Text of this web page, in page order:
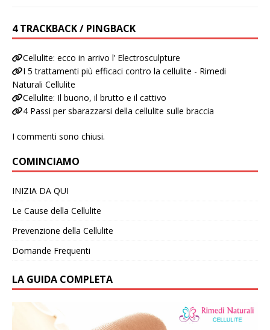
4 TRACKBACK / PINGBACK
Cellulite: ecco in arrivo l’ Electrosculpture
I 5 trattamenti più efficaci contro la cellulite - Rimedi
Naturali Cellulite
Cellulite: Il buono, il brutto e il cattivo
4 Passi per sbarazzarsi della cellulite sulle braccia
I commenti sono chiusi.
COMINCIAMO
INIZIA DA QUI
Le Cause della Cellulite
Prevenzione della Cellulite
Domande Frequenti
LA GUIDA COMPLETA